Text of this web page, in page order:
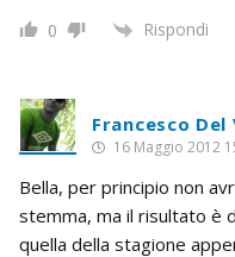
0 Rispondi
Francesco Del
16 Maggio 2012
Bella, per principio non
stemma, ma il risultato è
quella della stagione